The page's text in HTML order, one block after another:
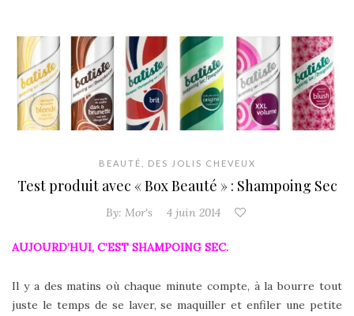
BEAUTÉ DES JOLIS CHEVEUX
Test produit avec « Box Beauté » : Shampoing Sec
By: Mor's 4 juin 2014
AUJOURD’HUI, C’EST SHAMPOING SEC.
Il y a des matins où chaque minute compte, à la bourre tout
juste le temps de se laver, se maquiller et enfiler une petite